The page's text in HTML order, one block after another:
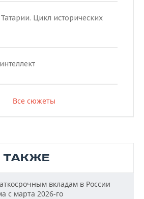
Цикл исторических
Все сюжеты
ТАКЖЕ
вкладам в России
с марта 2026-го